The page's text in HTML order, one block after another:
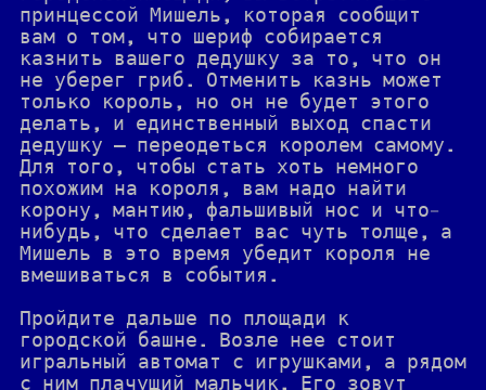
принцессой Мишель, которая сообщит
вам о том, что шериф собирается
казнить вашего дедушку за то, что он
не уберег гриб. Отменить казнь может
только король, но он не будет этого
делать, и единственный выход спасти
дедушку — переодеться королем самому.
Для того, чтобы стать хоть немного
похожим на короля, вам надо найти
корону, мантию, фальшивый нос и что-
нибудь, что сделает вас чуть толще, а
Мишель в это время убедит короля не
вмешиваться в события.
Пройдите дальше по площади к
городской башне. Возле нее стоит
игральный автомат с игрушками, а рядом
с ним плачущий мальчик. Его зовут